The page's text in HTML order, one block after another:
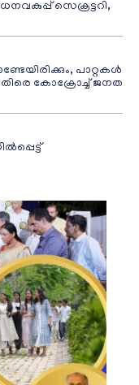
സെക്രട്ടറി,
പാറ്റകൾ
കോക്രോച്ച് ജനത